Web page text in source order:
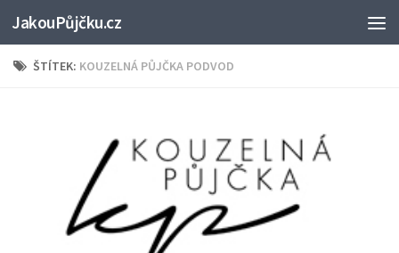
JakouPůjčku.cz
ŠTÍTEK: KOUZELNÁ PŮJČKA PODVOD